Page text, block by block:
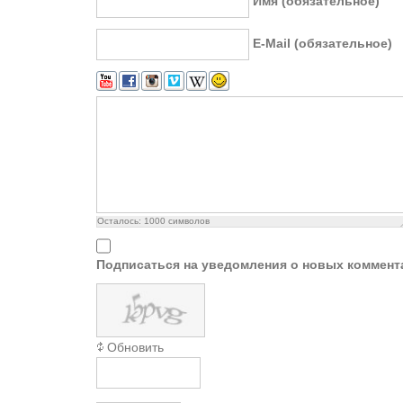
E-Mail (обязательное)
Осталось: 1000 символов
Подписаться на уведомления о новых
Обновить